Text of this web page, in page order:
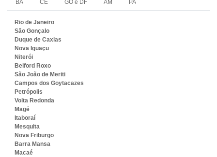
BA CE GO e DF AM PA
Rio de Janeiro
São Gonçalo
Duque de Caxias
Nova Iguaçu
Niterói
Belford Roxo
São João de Meriti
Campos dos Goytacazes
Petrópolis
Volta Redonda
Magé
Itaboraí
Mesquita
Nova Friburgo
Barra Mansa
Macaé